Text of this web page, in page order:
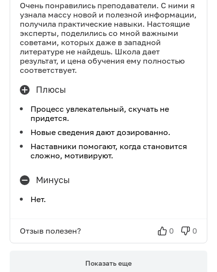
Очень понравились преподаватели. С ними я
узнала массу новой и полезной информации,
получила практические навыки. Настоящие
эксперты, поделились со мной важными
советами, которых даже в западной
литературе не найдешь. Школа дает
результат, и цена обучения ему полностью
соответствует.
Плюсы
Процесс увлекательный, скучать не
придется.
Новые сведения дают дозированно.
Наставники помогают, когда становится
сложно, мотивируют.
Минусы
Нет.
Отзыв полезен? 0 0
Показать еще